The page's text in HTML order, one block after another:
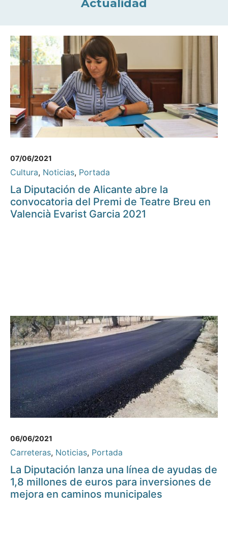
Actualidad
07/06/2021
Cultura, Noticias, Portada
La Diputación de Alicante abre la
convocatoria del Premi de Teatre Breu en
Valencià Evarist Garcia 2021
06/06/2021
Carreteras, Noticias, Portada
La Diputación lanza una línea de ayudas de
1,8 millones de euros para inversiones de
mejora en caminos municipales